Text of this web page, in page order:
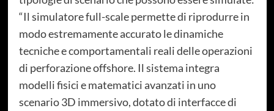
“Il simulatore full-scale permette di riprodurre in
modo estremamente accurato le dinamiche
tecniche e comportamentali reali delle operazioni
di perforazione offshore. Il sistema integra
modelli fisici e matematici avanzati in uno
scenario 3D immersivo, dotato di interfacce di